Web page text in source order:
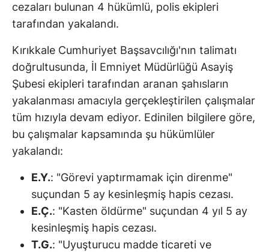
cezaları bulunan 4 hükümlü, polis ekipleri
tarafından yakalandı.
Kırıkkale Cumhuriyet Başsavcılığı'nın talimatı
doğrultusunda, İl Emniyet Müdürlüğü Asayiş
Şubesi ekipleri tarafından aranan şahısların
yakalanması amacıyla gerçekleştirilen çalışmalar
tüm hızıyla devam ediyor. Edinilen bilgilere göre,
bu çalışmalar kapsamında şu hükümlüler
yakalandı:
E.Y.: "Görevi yaptırmamak için direnme"
suçundan 5 ay kesinleşmiş hapis cezası.
E.Ç.: "Kasten öldürme" suçundan 4 yıl 5 ay
kesinleşmiş hapis cezası.
T.G.: "Uyuşturucu madde ticareti ve